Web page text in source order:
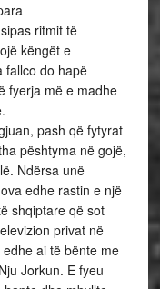
ritmit të
këngët e
fallco do hapë
fyerja më e madhe
pash që fytyrat
pështyma në gojë,
Ndërsa unë
edhe rastin e një
shqiptare që sot
privat në
ai të bënte me
Jorkun. E fyeu